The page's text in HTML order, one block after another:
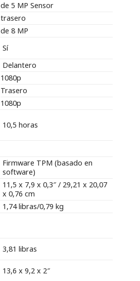
de 5 MP Sensor
trasero
de 8 MP
Sí
Delantero
1080p
Trasero
1080p
10,5 horas
Firmware TPM (basado en
software)
11,5 x 7,9 x 0,3″ / 29,21 x 20,07
x 0,76 cm
1,74 libras/0,79 kg
3,81 libras
13,6 x 9,2 x 2″